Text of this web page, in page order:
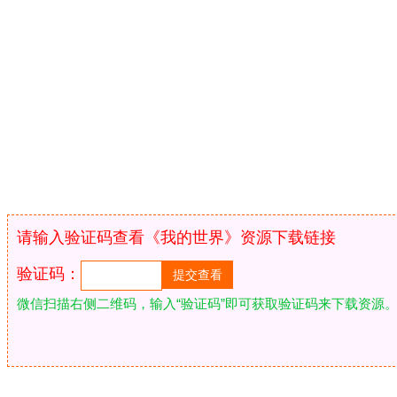
请输入验证码查看《我的世界》资源下载链接
验证码：
微信扫描右侧二维码，输入“验证码”即可获取验证码来下载资源。